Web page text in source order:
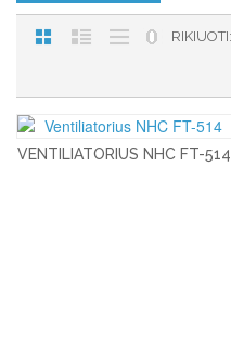
RIKIUOTI
VENTILIATORIUS NHC FT-514